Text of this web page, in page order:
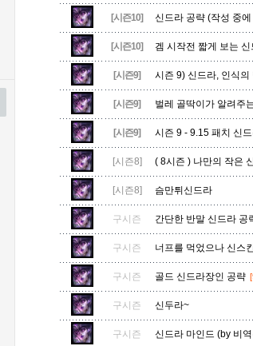
세라핀 세주아니 세트
시비르 신 짜오 신드라 신
아칼리
에코 엘리스 오공 오
우르곳 워윅 유나라
자이라
[시즌10]
신드라 공략 (작성 중
[시즌10] 겜 시작전 짧게 보는
[시즌9] 시즌 9) 신드라, 인식의
[시즌9] 벌레 골딱이가 알려주
[시즌9] 시즌 9 - 9.15 패치 신
[시즌8] ( 8시즌 ) 나만의 작은
[시즌8]
슴만튀신드라
구시즌 간단한 반말 신드라 공
구시즌
너프를 먹었으나 신스
구시즌
골드 신드라장인 공략
구시즌
신두라~
구시즌 신드라 마인드 (by 비